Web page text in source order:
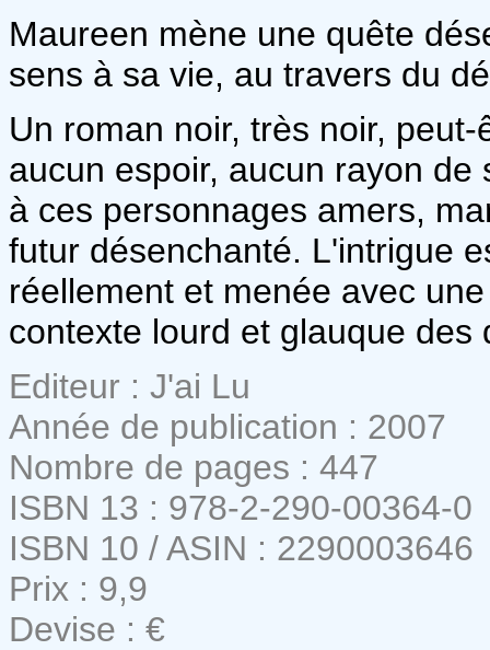
Maureen mène une quête
sens à sa vie, au travers du
Un roman noir, très noir,
aucun espoir, aucun rayon
à ces personnages amers,
futur désenchanté. L'intrigue
réellement et menée avec
contexte lourd et glauque des
Editeur : J'ai Lu
Année de publication : 2007
Nombre de pages : 447
ISBN 13 : 978-2-290-00364-0
ISBN 10 / ASIN : 2290003646
Prix : 9,9
Devise : €